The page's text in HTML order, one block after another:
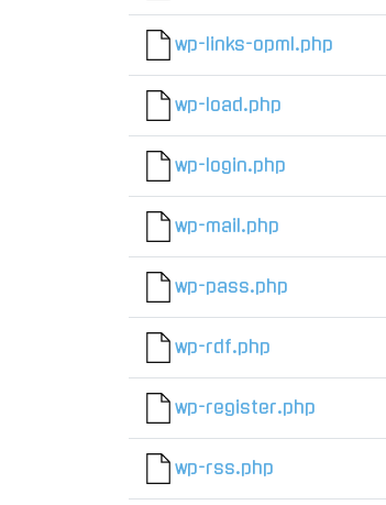
wp-links-opml.php
wp-load.php
wp-login.php
wp-mail.php
wp-pass.php
wp-rdf.php
wp-register.php
wp-rss.php